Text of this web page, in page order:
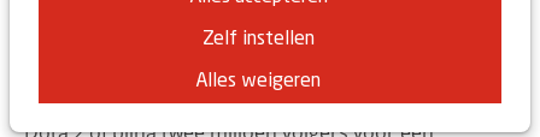
Zelf instellen
Alles weigeren
Esports kan tegenwoordig duizelingwekkende cijfers
voorleggen. Denk maar aan 40 miljoen live kijkers
voor een wedstrijdje League of Legends, 35 miljoen
dollar prijzengeld voor het wereldkampioenschap